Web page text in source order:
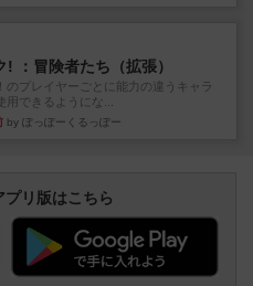
! ：冒険者たち（拡張）
のプレイヤーごとに能力の違うキャラ
用できるようにな...
by ぽっぽーくるっぽー
リ版はこちら